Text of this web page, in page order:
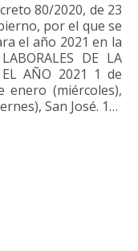
80/2020, de 23
por el que se
el año 2021 en la
DE LA
EL AÑO 2021 1 de
enero (miércoles),
San José. 1…